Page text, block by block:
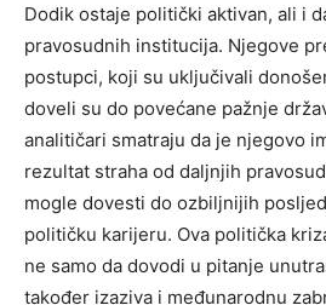
Dodik ostaje politički aktivan, ali i
pravosudnih institucija. Njegove
postupci, koji su uključivali
doveli su do povećane pažnje
analitičari smatraju da je njegovo
rezultat straha od daljnjih
mogle dovesti do ozbiljnijih
političku karijeru. Ova politička
ne samo da dovodi u pitanje
također izaziva i međunarodnu